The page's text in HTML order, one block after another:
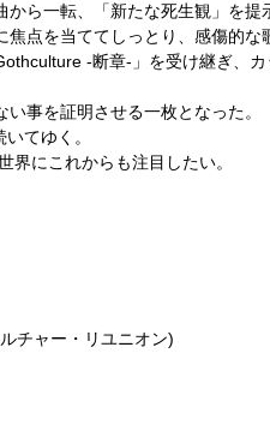
ら一転、「新たな死生観」を提
点を当ててしっとり、感傷的
-断章-」を受け継ぎ、
事を証明させる一枚となった。
てゆく。
にこれからも注目したい。
チャー・リユニオン)